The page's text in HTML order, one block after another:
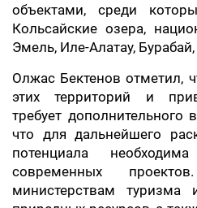
объектами, среди
Кольсайские озера,
Эмель, Иле-Алатау,
Олжас Бектенов отметил,
этих территорий и
требует дополнительного
что для дальнейшего
потенциала
современных
министерствам туризма